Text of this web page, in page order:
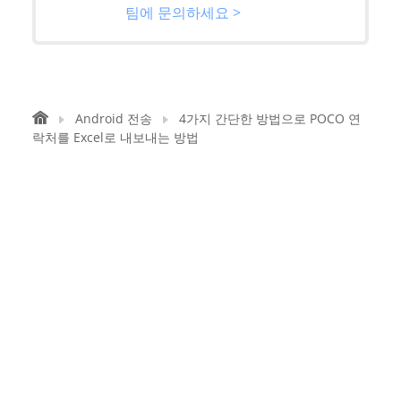
팀에 문의하세요 >
Android 전송
4가지 간단한 방법으로 POCO 연
락처를 Excel로 내보내는 방법